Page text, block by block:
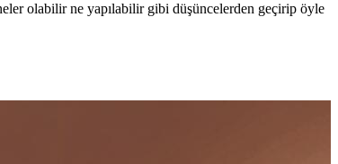
olabilir ne yapılabilir gibi düşüncelerden geçirip öyle